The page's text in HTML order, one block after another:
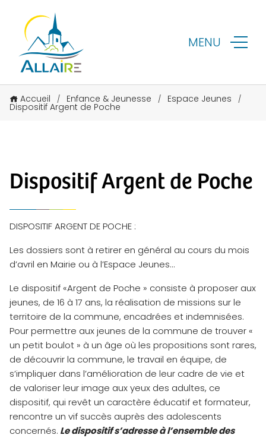
MENU
Accueil / Enfance & Jeunesse / Espace Jeunes /
Dispositif Argent de Poche
Dispositif Argent de Poche
DISPOSITIF ARGENT DE POCHE :
Les dossiers sont à retirer en général au cours du mois
d’avril en Mairie ou à l’Espace Jeunes…
Le dispositif «Argent de Poche » consiste à proposer aux
jeunes, de 16 à 17 ans, la réalisation de missions sur le
territoire de la commune, encadrées et indemnisées.
Pour permettre aux jeunes de la commune de trouver «
un petit boulot » à un âge où les propositions sont rares,
de découvrir la commune, le travail en équipe, de
s’impliquer dans l’amélioration de leur cadre de vie et
de valoriser leur image aux yeux des adultes, ce
dispositif, qui revêt un caractère éducatif et formateur,
rencontre un vif succès auprès des adolescents
concernés. Le dispositif s’adresse à l’ensemble des